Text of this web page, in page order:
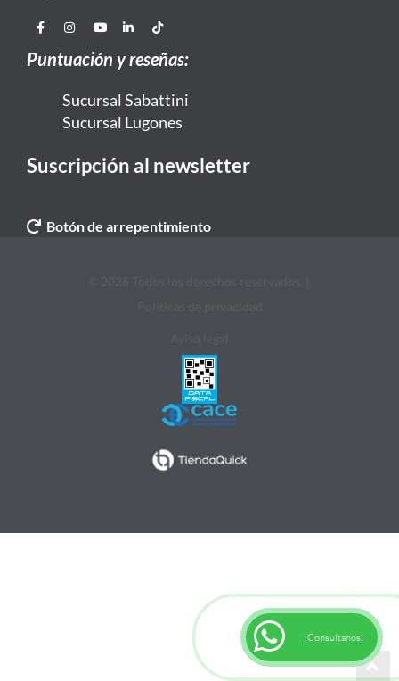
Puntuación y reseñas:
Sucursal Sabattini
Sucursal Lugones
Suscripción al newsletter
Botón de arrepentimiento
¡Consultanos!